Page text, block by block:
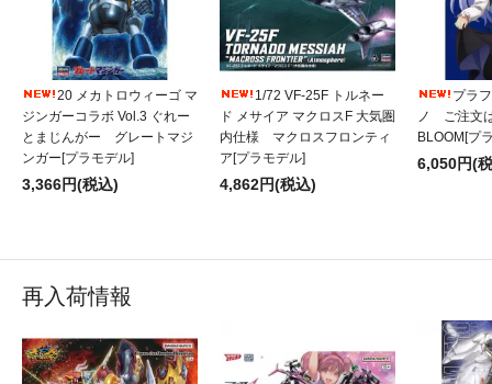
20 メカトロウィーゴ マ
ジンガーコラボ Vol.3 ぐれー
とまじんがー グレートマジ
ンガー[プラモデル]
3,366円(税込)
1/72 VF-25F トルネー
ド メサイア マクロスF 大気圏
内仕様 マクロスフロンティ
ア[プラモデル]
4,862円(税込)
プラ
ノ ご注文
BLOOM[プ
6,050円(
再入荷情報